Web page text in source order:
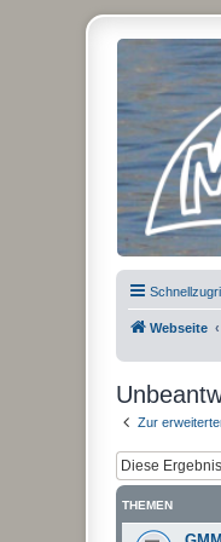
Micro
Webseite
Zur
THEMEN